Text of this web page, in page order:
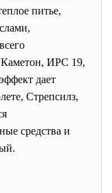
питье,
Каметон, ИРС 19,
дает
Стрепсилз,
средства и